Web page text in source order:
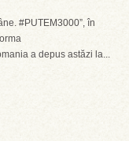
#PUTEM3000”, în
a depus astăzi la...